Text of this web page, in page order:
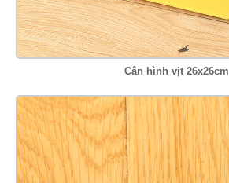
Cân hình vịt 26x26cm